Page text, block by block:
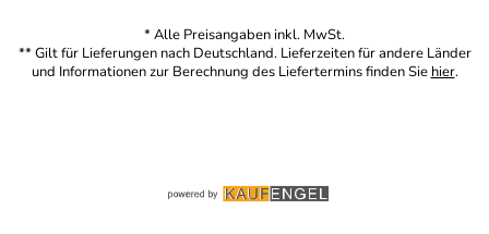
* Alle Preisangaben inkl. MwSt.
** Gilt für Lieferungen nach Deutschland. Lieferzeiten für andere Länder
und Informationen zur Berechnung des Liefertermins finden Sie hier.